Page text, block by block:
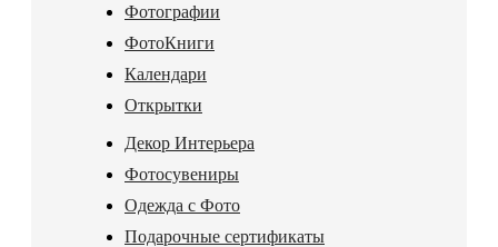
Фотографии
ФотоКниги
Календари
Открытки
Декор Интерьера
Фотосувениры
Одежда с Фото
Подарочные сертификаты